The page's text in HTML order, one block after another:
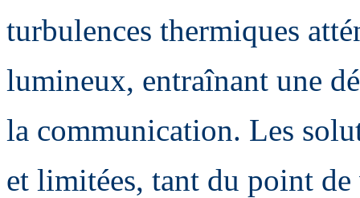
turbulences thermiques
lumineux, entraînant une
la communication. Les
et limitées, tant du point